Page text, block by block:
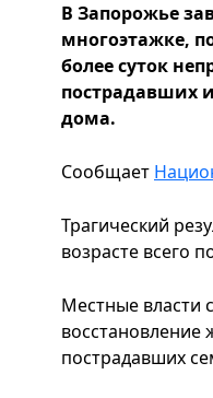
В Запорожье
многоэтажке,
более суток
пострадавших
дома.
Сообщает
Трагический
возрасте всего
Местные власти
пострадавших